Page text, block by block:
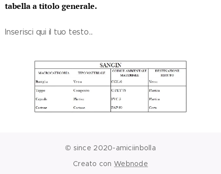
tabella a titolo generale.
Inserisci qui il tuo testo...
© since 2020-amiciinbolla
Creato conWebnode